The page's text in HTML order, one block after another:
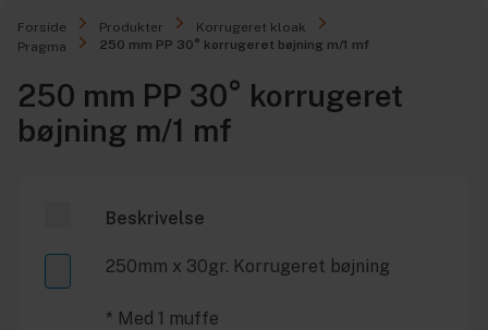
Forside Produkter
Korrugeret kloak
Pragma
250 mm PP 30° korrugeret bøjning m/1 mf
250 mm PP 30° korrugeret
bøjning m/1 mf
Beskrivelse
250mm x 30gr. Korrugeret bøjning
* Med 1 muffe